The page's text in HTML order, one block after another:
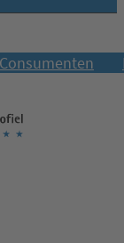
Consumenten